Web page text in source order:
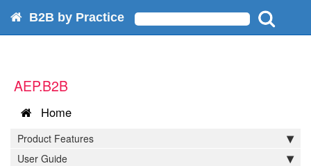
B2B by Practice
AEP.B2B
Home
Product Features
User Guide